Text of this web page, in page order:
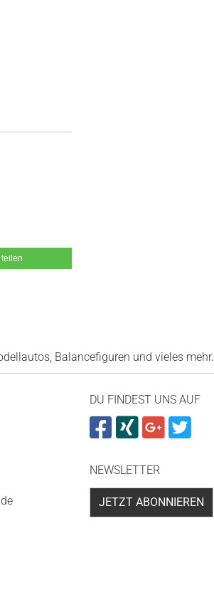
teilen
Balancefiguren und vieles mehr.
DU FINDEST UNS AUF
NEWSLETTER
JETZT ABONNIEREN